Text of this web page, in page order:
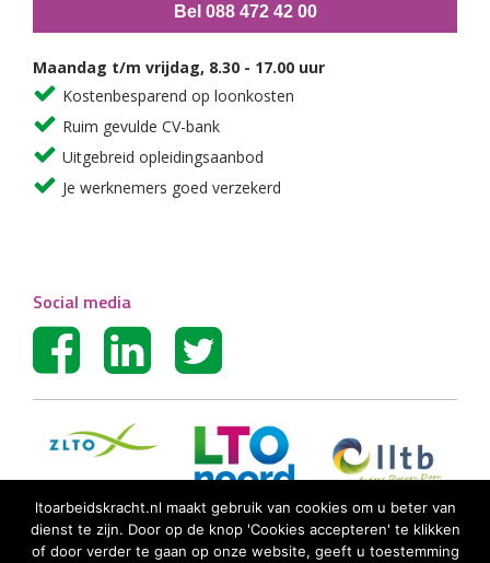
Bel 088 472 42 00
Maandag t/m vrijdag, 8.30 - 17.00 uur
Kostenbesparend op loonkosten
Ruim gevulde CV-bank
Uitgebreid opleidingsaanbod
Je werknemers goed verzekerd
Social media
ltoarbeidskracht.nl maakt gebruik van cookies om u beter van
dienst te zijn. Door op de knop 'Cookies accepteren' te klikken
of door verder te gaan op onze website, geeft u toestemming